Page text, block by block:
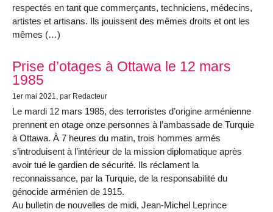
respectés en tant que commerçants, techniciens, médecins,
artistes et artisans. Ils jouissent des mêmes droits et ont les
mêmes (…)
Prise d’otages à Ottawa le 12 mars
1985
1er mai 2021, par Redacteur
Le mardi 12 mars 1985, des terroristes d’origine arménienne
prennent en otage onze personnes à l’ambassade de Turquie
à Ottawa. À 7 heures du matin, trois hommes armés
s’introduisent à l’intérieur de la mission diplomatique après
avoir tué le gardien de sécurité. Ils réclament la
reconnaissance, par la Turquie, de la responsabilité du
génocide arménien de 1915.
Au bulletin de nouvelles de midi, Jean-Michel Leprince